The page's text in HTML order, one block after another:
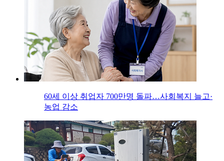
60세 이상 취업자 700만명 돌파…사회복지 늘고·
농업 감소